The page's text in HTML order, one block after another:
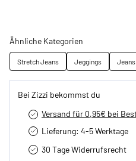
Ähnliche Kategorien
Stretch Jeans Jeggings Jeans
Bei Zizzi bekommst du
Versand für 0,95€ bei
Lieferung: 4-5 Werktage
30 Tage Widerrufsrecht